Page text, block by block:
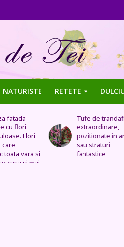
NATURISTE RETETE
in arcade
Aranjamentele
flori colorate sunt
absolut
ideale pentru
curtea ta